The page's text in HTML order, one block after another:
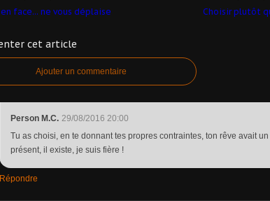
face... ne vous déplaise
Choisir plutôt
cet article
Ajouter un commentaire
Person M.C. 29/08/2016 20:00
Tu as choisi, en te donnant tes propres contraintes, ton rêve avait
présent, il existe, je suis fière !
Répondre